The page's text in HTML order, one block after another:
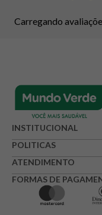
Carregando
INSTITUCIONAL
POLITICAS
ATENDIMENTO
FORMAS DE